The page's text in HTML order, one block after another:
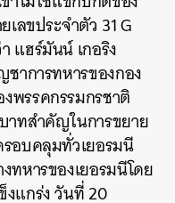
ลขประจำตัว 31 G
แฮร์มันน์ เกอริง
าการทหารของกอง
พรรคกรรมกรชาติ
ทสำคัญในการขยาย
อบคลุมทั่วเยอรมนี
ทหารของเยอรมนีโดย
แกร่ง วันที่ 20